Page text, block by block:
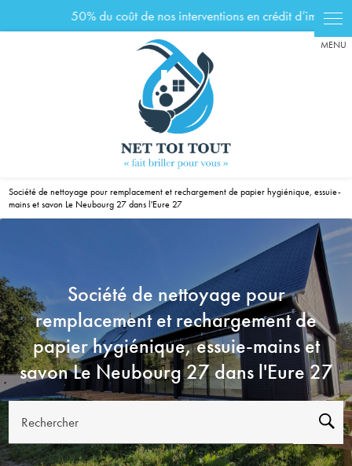
Société de nettoyage pour remplacement et rechargement de papier hygiénique, essuie-
mains et savon Le Neubourg 27 dans l'Eure 27
Société de nettoyage pour
remplacement et rechargement de
papier hygiénique, essuie-mains et
savon Le Neubourg 27 dans l'Eure 27
Rechercher
Panneau de gestion des cookies